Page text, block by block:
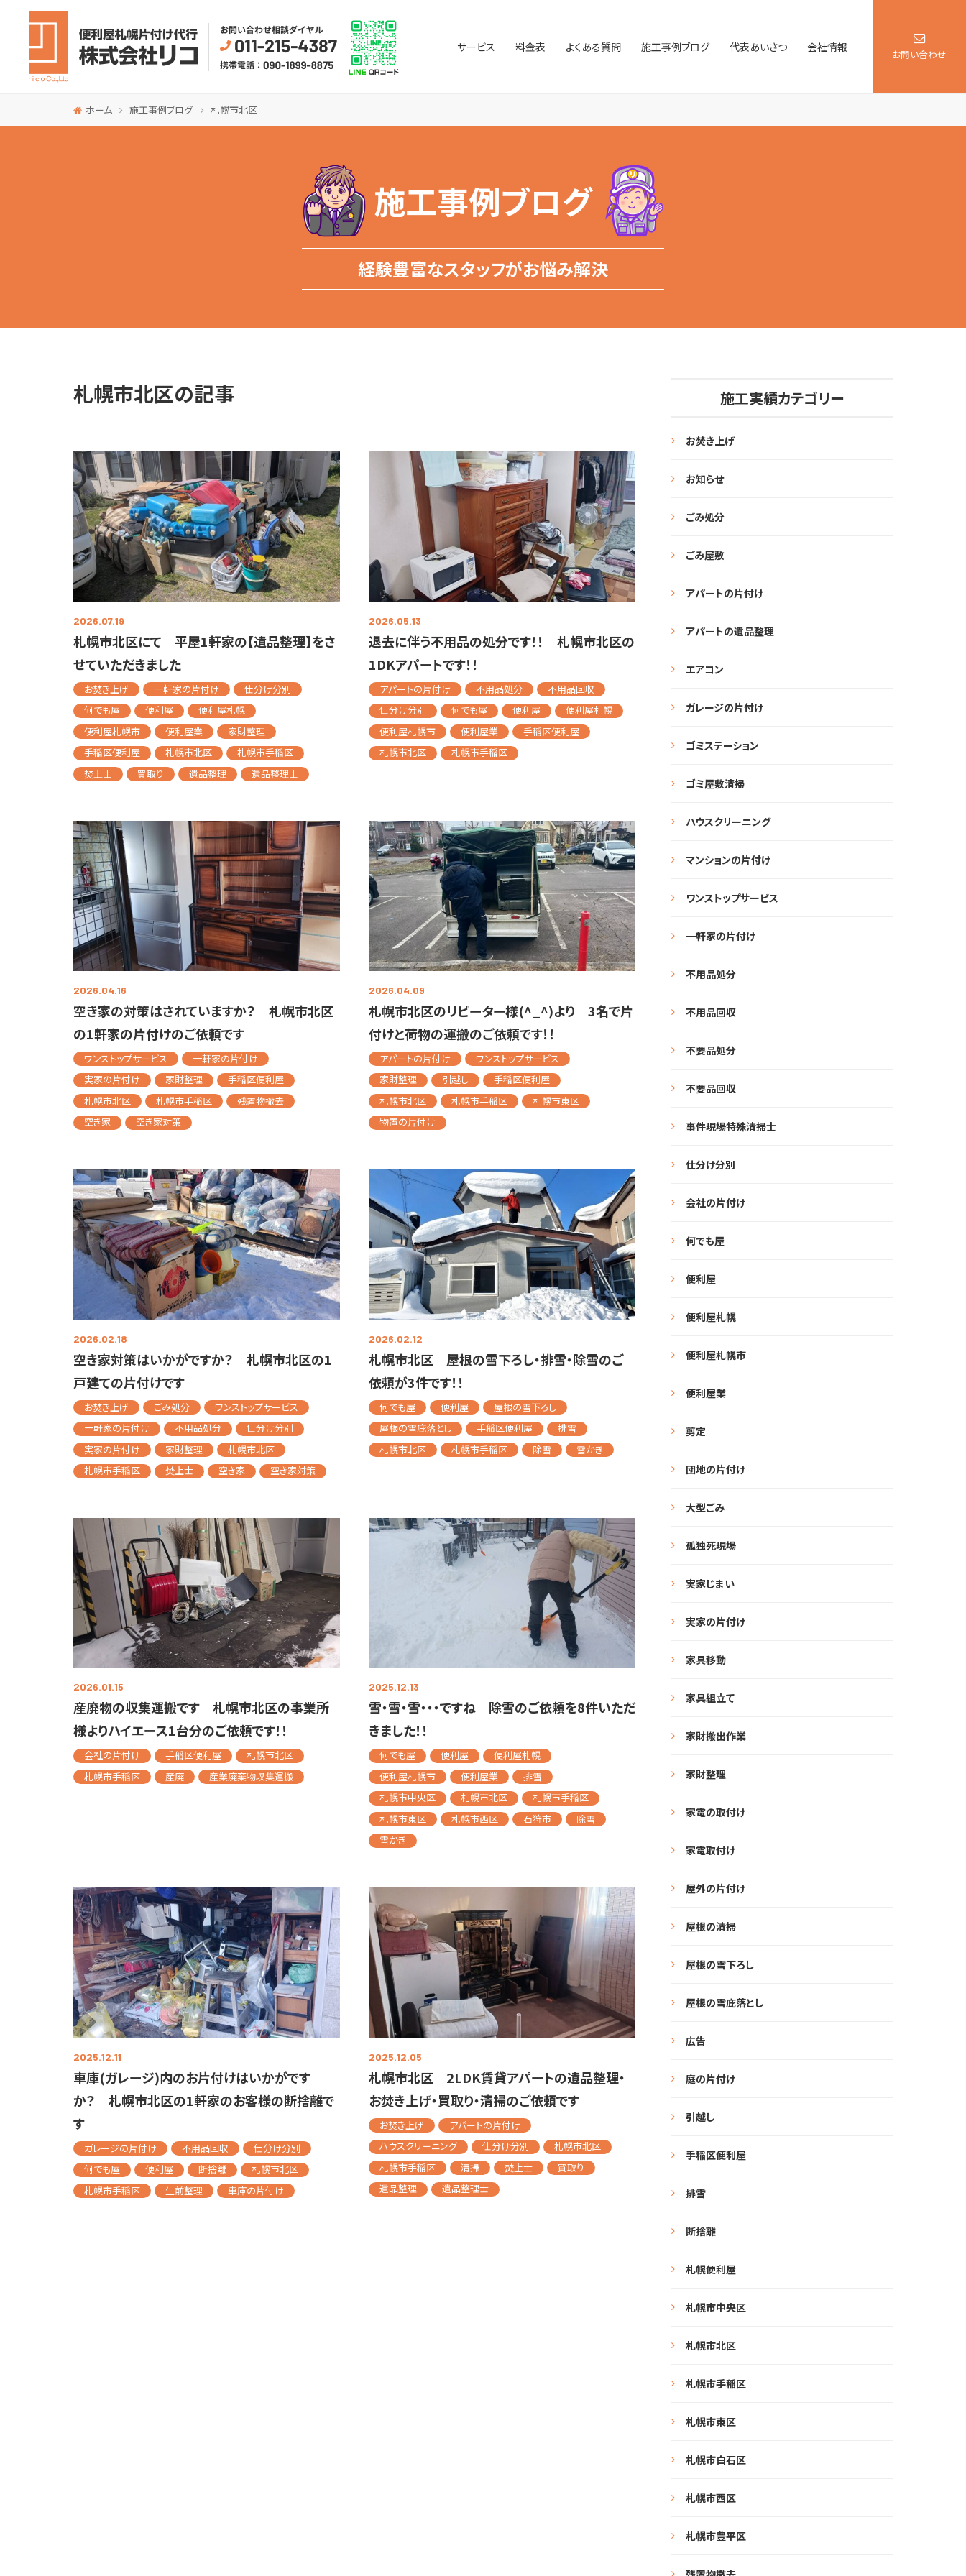
サービス 料金表 よくある質問 施工事例ブログ 代表あいさつ 会社情報
お問い合わせ
ホーム 施工事例ブログ 札幌市北区
施工事例ブログ
経験豊富なスタッフがお悩み解決
札幌市北区の記事
2026.07.19
札幌市北区にて 平屋1軒家の【遺品整理】をさ
せていただきました
お焚き上げ 一軒家の片付け
仕分け分別
何でも屋
便利屋
便利屋札幌
便利屋札幌市
便利屋業
家財整理
手稲区便利屋
札幌市北区
札幌市手稲区
焚上士
買取り 遺品整理 遺品整理士
2026.05.13
退去に伴う不用品の処分です！！ 札幌市北区の
1DKアパートです！！
アパートの片付け 不用品処分
不用品回収
仕分け分別
何でも屋 便利屋
便利屋札幌
便利屋札幌市
便利屋業
手稲区便利屋
札幌市北区
札幌市手稲区
2026.04.16
空き家の対策はされていますか？ 札幌市北区
の1軒家の片付けのご依頼です
ワンストップサービス
一軒家の片付け
実家の片付け
家財整理
手稲区便利屋
札幌市北区
札幌市手稲区
残置物撤去
空き家
空き家対策
2026.04.09
札幌市北区のリピーター様(^_^)より 3名で片
付けと荷物の運搬のご依頼です！！
アパートの片付け
ワンストップサービス
家財整理
引越し
手稲区便利屋
札幌市北区
札幌市手稲区
札幌市東区
物置の片付け
2026.02.18
空き家対策はいかがですか？ 札幌市北区の1
戸建ての片付けです
お焚き上げ ごみ処分
ワンストップサービス
一軒家の片付け
不用品処分
仕分け分別
実家の片付け
家財整理
札幌市北区
札幌市手稲区
焚上士 空き家 空き家対策
2026.02.12
札幌市北区 屋根の雪下ろし・排雪・除雪のご
依頼が3件です！！
何でも屋 便利屋
屋根の雪下ろし
屋根の雪庇落とし
手稲区便利屋
排雪
札幌市北区
札幌市手稲区 除雪 雪かき
2026.01.15
産廃物の収集運搬です 札幌市北区の事業所
様よりハイエース1台分のご依頼です！！
会社の片付け 手稲区便利屋
札幌市北区
札幌市手稲区
産廃 産業廃棄物収集運搬
2025.12.13
雪・雪・雪・・・ですね 除雪のご依頼を8件いただ
きました！！
何でも屋 便利屋
便利屋札幌
便利屋札幌市
便利屋業
排雪
札幌市中央区
札幌市北区
札幌市手稲区
札幌市東区
札幌市西区 石狩市
除雪
雪かき
2025.12.11
車庫(ガレージ)内のお片付けはいかがです
か？ 札幌市北区の1軒家のお客様の断捨離で
す
ガレージの片付け 不用品回収
仕分け分別
何でも屋
便利屋 断捨離
札幌市北区
札幌市手稲区
生前整理 車庫の片付け
2025.12.05
札幌市北区 2LDK賃貸アパートの遺品整理・
お焚き上げ・買取り・清掃のご依頼です
お焚き上げ
アパートの片付け
ハウスクリーニング
仕分け分別
札幌市北区
札幌市手稲区
清掃 焚上士
買取り
遺品整理
遺品整理士
施工実績カテゴリー
お焚き上げ
お知らせ
ごみ処分
ごみ屋敷
アパートの片付け
アパートの遺品整理
エアコン
ガレージの片付け
ゴミステーション
ゴミ屋敷清掃
ハウスクリーニング
マンションの片付け
ワンストップサービス
一軒家の片付け
不用品処分
不用品回収
不要品処分
不要品回収
事件現場特殊清掃士
仕分け分別
会社の片付け
何でも屋
便利屋
便利屋札幌
便利屋札幌市
便利屋業
剪定
団地の片付け
大型ごみ
孤独死現場
実家じまい
実家の片付け
家具移動
家具組立て
家財搬出作業
家財整理
家電の取付け
家電取付け
屋外の片付け
屋根の清掃
屋根の雪下ろし
屋根の雪庇落とし
広告
庭の片付け
引越し
手稲区便利屋
排雪
断捨離
札幌便利屋
札幌市中央区
札幌市北区
札幌市手稲区
札幌市東区
札幌市白石区
札幌市西区
札幌市豊平区